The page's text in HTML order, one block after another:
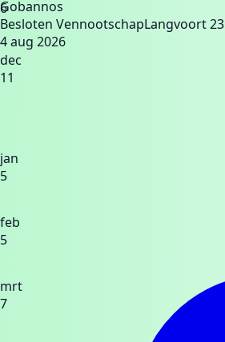
6
dec
11
jan
5
feb
5
mrt
7
Gobannos
Besloten VennootschapLangvoort 23
4 aug 2026